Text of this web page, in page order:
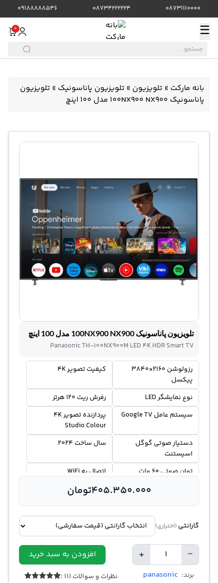
08731110000
08734222224
09188888546
☰
0
بانه مارکت » تلویزیون » تلویزیون پاناسونیک » تلویزیون
پاناسونیک 100NX900 NX900 مدل 100 اینچ
تلویزیون پاناسونیک 100NX900 NX900 مدل 100 اینچ
Panasonic TH-100NX900M LED 4K HDR Smart TV
رزولوشن 2160×3840
پیکسل
کیفیت تصویر 4K
نوع نمایشگر LED
رفرش ریت 120 هرتز
سیستم عامل Google TV
پردازنده تصویر 4K
Studio Colour
دستیار صوتی گوگل
اسیستنت
سال ساخت 2024
توان صوتی 60 وات اتصال به WiFi
405.350.000تومان
گارانتی (اختیاری)
−
تعداد + افزودن به سبد خرید
برند: panasonic نظرات و سوالات (1) :